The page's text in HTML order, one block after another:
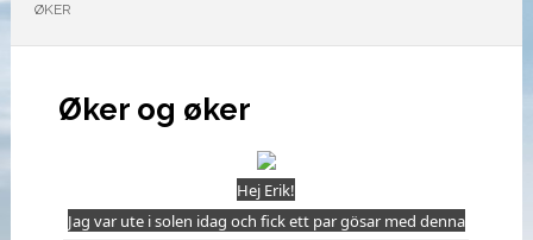
ØKER
Øker og øker
Hej Erik!
Jag var ute i solen idag och fick ett par gösar med denna